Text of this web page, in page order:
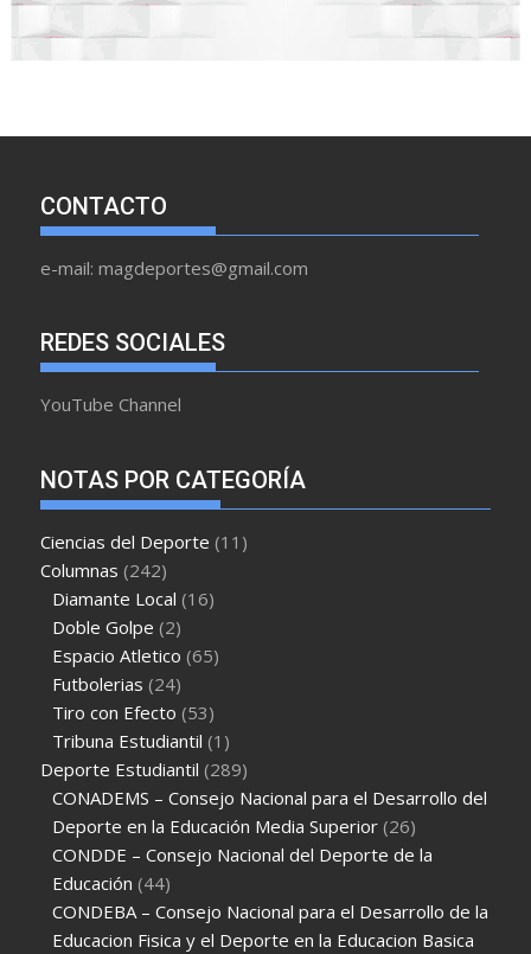
CONTACTO
e-mail: magdeportes@gmail.com
REDES SOCIALES
YouTube Channel
NOTAS POR CATEGORÍA
Ciencias del Deporte (11)
Columnas (242)
Diamante Local (16)
Doble Golpe (2)
Espacio Atletico (65)
Futbolerias (24)
Tiro con Efecto (53)
Tribuna Estudiantil (1)
Deporte Estudiantil (289)
CONADEMS – Consejo Nacional para el Desarrollo del
Deporte en la Educación Media Superior (26)
CONDDE – Consejo Nacional del Deporte de la
Educación (44)
CONDEBA – Consejo Nacional para el Desarrollo de la
Educacion Fisica y el Deporte en la Educacion Basica